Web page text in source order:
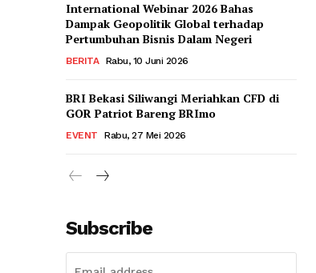
International Webinar 2026 Bahas
Dampak Geopolitik Global terhadap
Pertumbuhan Bisnis Dalam Negeri
BERITA Rabu, 10 Juni 2026
BRI Bekasi Siliwangi Meriahkan CFD di
GOR Patriot Bareng BRImo
EVENT Rabu, 27 Mei 2026
Subscribe